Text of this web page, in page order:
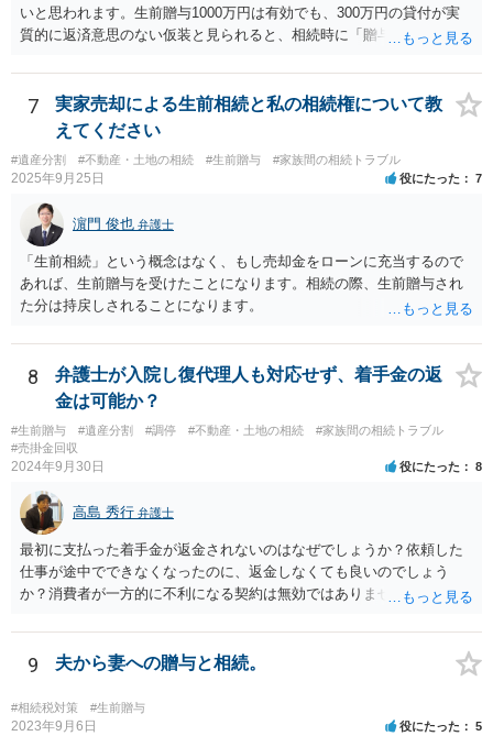
いと思われます。生前贈与1000万円は有効でも、300万円の貸付が実
質的に返済意思のない仮装と見られると、相続時に「贈与」と評価さ
法として考えられるものとしては、 ①信託（家族信託・目的信託） 財
産を信託口に移し、受託者（信頼できる友人や専門職）に管理させ、
・生存中はあなたの生活費・介護費に優先充当 ・残余を友人や慈善団
体へ と使途を厳格に指定。相続ではなく信託帰属になるため、子の関
与を大きく排除できます。 ②遺言＋生命保険の組合せ 生活資金は手元
に残し、余剰資金で受取人を友人・団体にした保険を活用。保険金は
相続財産とは別枠で、遺留分対策にも有効と思われます。 ③負担付死
因贈与 「介護・見守り等を条件に、死亡時に財産を渡す」契約。条件
不履行なら無効にでき、老後の安心を担保できます。 ④ 寄附予約＋解
除条件 慈善団体への寄附を予約しつつ、資金不足時は解除できる条項
を設定。 などがあり得るかと思われます。
7
実家売却による生前相続と私の相続権について教
えてください
#遺産分割 #不動産・土地の相続 #生前贈与 #家族間の相続トラブル
2025年9月25日 役にたった 7
濵門 俊也 弁護士
「生前相続」という概念はなく、もし売却金をローンに充当するので
あれば、生前贈与を受けたことになります。相続の際、生前贈与され
た分は持戻しされることになります。
8
弁護士が入院し復代理人も対応せず、着手金の返
金は可能か？
#生前贈与 #遺産分割 #調停 #不動産・土地の相続
#家族間の相続トラブル
#売掛金回収
2024年9月30日 役にたった 8
高島 秀行 弁護士
最初に支払った着手金が返金されないのはなぜでしょうか？依頼した
仕事が途中でできなくなったのに、返金しなくても良いのでしょう
か？消費者が一方的に不利になる契約は無効ではありませんか？
務があると思います。 倒れた弁護士が所属する弁護士会に相談さ
れた方がよいと思います。 倒れた弁護士は脳梗塞で倒れたようで
すが、 判断能力があり、復代理を倒れた弁護士の判断で復代理を
選任したのか 即ち、復代理人の選任は有効なのかという問題もあ
ると思います。
9 夫から妻への贈与と相続。
#相続税対策 #生前贈与
2023年9月6日 役にたった 5